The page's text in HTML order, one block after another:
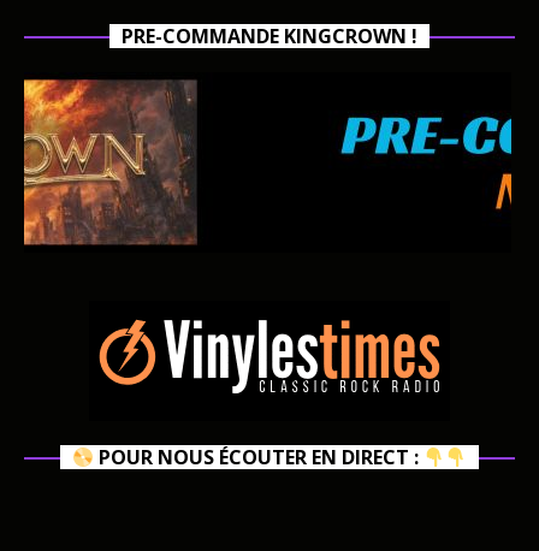
PRE-COMMANDE KINGCROWN !
POUR NOUS ÉCOUTER EN DIRECT :